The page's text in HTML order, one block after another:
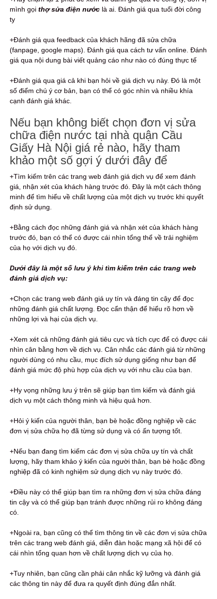
mình gọi thợ sửa điện nước là ai. Đánh giá qua tuổi đời công
ty
+Đánh giá qua feedback của khách hãng đã sửa chữa
(fanpage, google maps). Đánh giá qua cách tư vấn online. Đánh
giá qua nội dung bài viết quảng cáo như nào có đúng thực tế
+Đánh giá qua giá cả khi bạn hỏi về giá dịch vụ này. Đó là một
số điểm chú ý cơ bản, bạn có thể có góc nhìn và nhiều khía
cạnh đánh giá khác.
Nếu bạn không biết chọn đơn vị sửa
chữa điện nước tại nhà quận Cầu
Giấy Hà Nội giá rẻ nào, hãy tham
khảo một số gợi ý dưới đây để
+Tìm kiếm trên các trang web đánh giá dịch vụ để xem đánh
giá, nhận xét của khách hàng trước đó. Đây là một cách thông
minh để tìm hiểu về chất lượng của một dịch vụ trước khi quyết
định sử dụng.
+Bằng cách đọc những đánh giá và nhận xét của khách hàng
trước đó, bạn có thể có được cái nhìn tổng thể về trải nghiệm
của họ với dịch vụ đó.
Dưới đây là một số lưu ý khi tìm kiếm trên các trang web
đánh giá dịch vụ:
+Chọn các trang web đánh giá uy tín và đáng tin cậy để đọc
những đánh giá chất lượng. Đọc cẩn thận để hiểu rõ hơn về
những lợi và hại của dịch vụ.
+Xem xét cả những đánh giá tiêu cực và tích cực để có được cái
nhìn cân bằng hơn về dịch vụ. Cân nhắc các đánh giá từ những
người dùng có nhu cầu, mục đích sử dụng giống như bạn để
đánh giá mức độ phù hợp của dịch vụ với nhu cầu của bạn.
+Hy vọng những lưu ý trên sẽ giúp bạn tìm kiếm và đánh giá
dịch vụ một cách thông minh và hiệu quả hơn.
+Hỏi ý kiến ​​của người thân, bạn bè hoặc đồng nghiệp về các
đơn vị sửa chữa họ đã từng sử dụng và có ấn tượng tốt.
+Nếu bạn đang tìm kiếm các đơn vị sửa chữa uy tín và chất
lượng, hãy tham khảo ý kiến ​​của người thân, bạn bè hoặc đồng
nghiệp đã có kinh nghiệm sử dụng dịch vụ này trước đó.
+Điều này có thể giúp bạn tìm ra những đơn vị sửa chữa đáng
tin cậy và có thể giúp bạn tránh được những rủi ro không đáng
có.
+Ngoài ra, bạn cũng có thể tìm thông tin về các đơn vị sửa chữa
trên các trang web đánh giá, diễn đàn hoặc mạng xã hội để có
cái nhìn tổng quan hơn về chất lượng dịch vụ của họ.
+Tuy nhiên, bạn cũng cần phải cân nhắc kỹ lưỡng và đánh giá
các thông tin này để đưa ra quyết định đúng đắn nhất.